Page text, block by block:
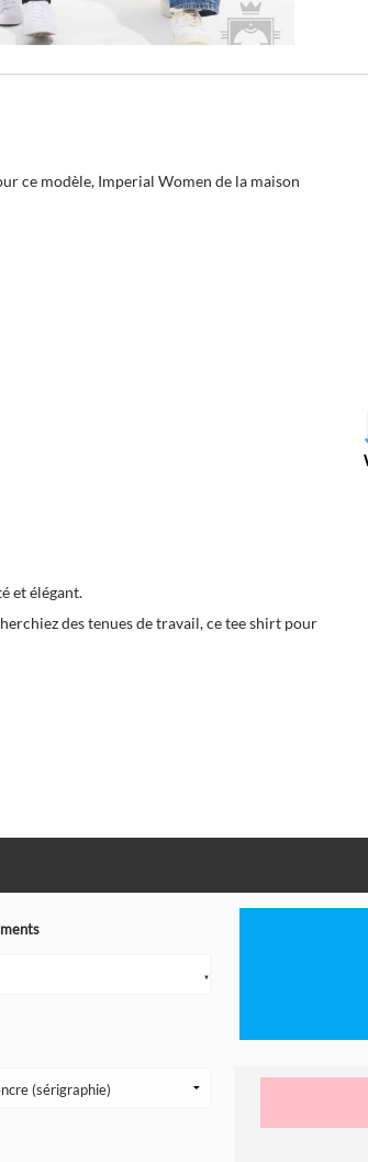
ce modèle, Imperial Women de la maison
et élégant.
des tenues de travail, ce tee shirt pour
▼